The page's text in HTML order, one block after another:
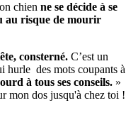
chien ne se décide à se
au risque de mourir
consterné. C’est un
hurle des mots coupants à
à tous ses conseils. »
mon dos jusqu'à chez toi !